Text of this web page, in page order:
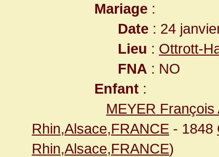
Mariage :
Date : 24
Lieu : Ottrott-
FNA : NO
Enfant :
MEYER François
Rhin,Alsace,FRANCE - 1848
Rhin,Alsace,FRANCE)